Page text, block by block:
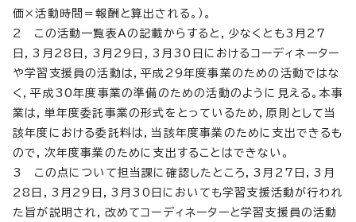
価×活動時間＝報酬と算出される。）。
2 この活動一覧表Aの記載からすると，少なくとも3月27
日，3月28日，3月29日，3月30日におけるコーディネーター
や学習支援員の活動は，平成29年度事業のための活動ではな
く，平成30年度事業の準備のための活動のように見える。本事
業は，単年度委託事業の形式をとっているため，原則として当
該年度における委託料は，当該年度事業のために支出できるも
ので，次年度事業のために支出することはできない。
3 この点について担当課に確認したところ，3月27日，3月
28日，3月29日，3月30日においても学習支援活動が行われ
た旨が説明され，改めてコーディネーターと学習支援員の活動